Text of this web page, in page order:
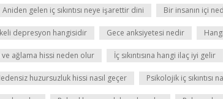
Aniden gelen iç sıkıntısı neye işarettir dini Bir insanın içi
depresyon hangisidir Gece anksiyetesi nedir
ve ağlama hissi neden olur İç sıkıntısına hangi ilaç iyi gelir
huzursuzluk hissi nasıl geçer Psikolojik iç sıkıntısı